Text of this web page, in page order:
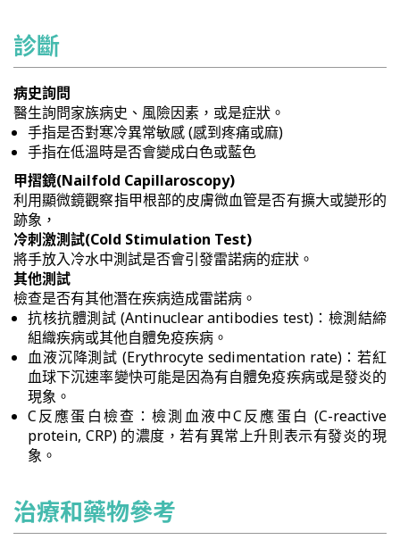
診斷
病史詢問
醫生詢問家族病史、風險因素，或是症狀。
手指是否對寒冷異常敏感 (感到疼痛或麻)
手指在低溫時是否會變成白色或藍色
甲摺鏡(Nailfold Capillaroscopy)
利用顯微鏡觀察指甲根部的皮膚微血管是否有擴大或變形的
跡象，
冷刺激測試(Cold Stimulation Test)
將手放入冷水中測試是否會引發雷諾病的症狀。
其他測試
檢查是否有其他潛在疾病造成雷諾病。
抗核抗體測試 (Antinuclear antibodies test)：檢測結締
組織疾病或其他自體免疫疾病。
血液沉降測試 (Erythrocyte sedimentation rate)：若紅
血球下沉速率變快可能是因為有自體免疫疾病或是發炎的
現象。
C反應蛋白檢查：檢測血液中C反應蛋白 (C-reactive
protein, CRP) 的濃度，若有異常上升則表示有發炎的現
象。
治療和藥物參考